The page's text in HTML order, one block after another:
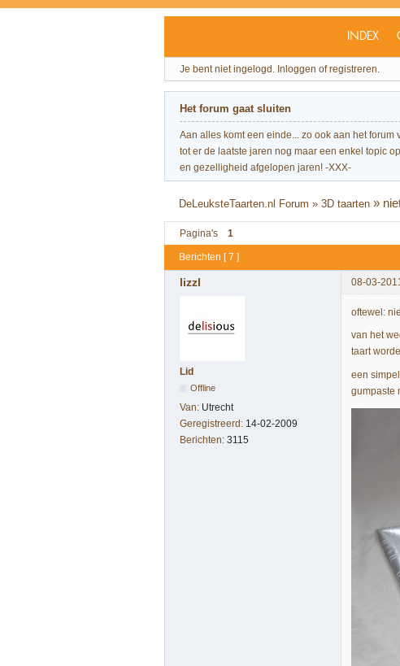
INDEX
Je bent niet ingelogd. Inloggen of registreren.
Het forum gaat sluiten
Aan alles komt een einde... zo ook aan het
tot er de laatste jaren nog maar een enkel topic
en gezelligheid afgelopen jaren! -XXX-
DeLeuksteTaarten.nl Forum »3D taarten »
Pagina's 1
Berichten [ 7 ]
lizzl 08-03-
Lid
Offline
Van: Utrecht
Geregistreerd: 14-02-2009
Berichten: 3115
oftewel:
van het
taart
een
gumpaste